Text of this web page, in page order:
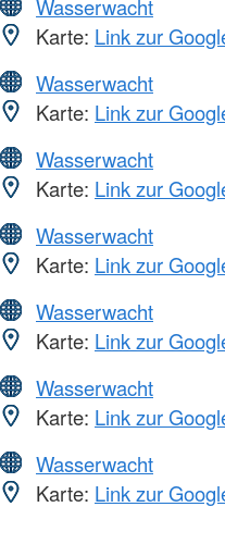
Wasserwacht
Karte: Link zur
Wasserwacht
Karte: Link zur
Wasserwacht
Karte: Link zur
Wasserwacht
Karte: Link zur
Wasserwacht
Karte: Link zur
Wasserwacht
Karte: Link zur
Wasserwacht
Karte: Link zur